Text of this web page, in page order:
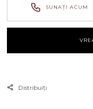
SUNAȚI ACUM
Distribuiți